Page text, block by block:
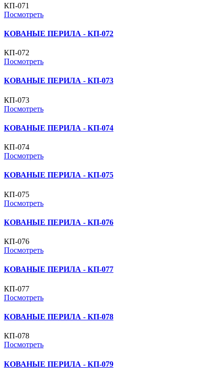
КП-071
Посмотреть
КОВАНЫЕ ПЕРИЛА - КП-072
КП-072
Посмотреть
КОВАНЫЕ ПЕРИЛА - КП-073
КП-073
Посмотреть
КОВАНЫЕ ПЕРИЛА - КП-074
КП-074
Посмотреть
КОВАНЫЕ ПЕРИЛА - КП-075
КП-075
Посмотреть
КОВАНЫЕ ПЕРИЛА - КП-076
КП-076
Посмотреть
КОВАНЫЕ ПЕРИЛА - КП-077
КП-077
Посмотреть
КОВАНЫЕ ПЕРИЛА - КП-078
КП-078
Посмотреть
КОВАНЫЕ ПЕРИЛА - КП-079